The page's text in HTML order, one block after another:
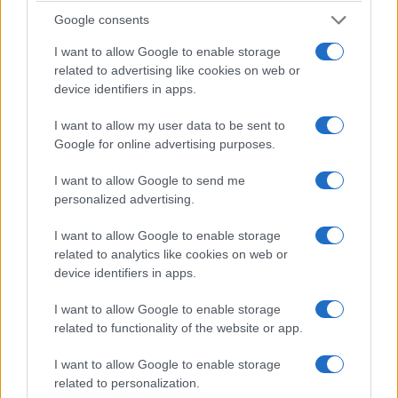
Google consents
I want to allow Google to enable storage
related to advertising like cookies on web or
device identifiers in apps.
I want to allow my user data to be sent to
Google for online advertising purposes.
I want to allow Google to send me
personalized advertising.
I want to allow Google to enable storage
related to analytics like cookies on web or
device identifiers in apps.
I want to allow Google to enable storage
related to functionality of the website or app.
I want to allow Google to enable storage
related to personalization.
γονεϊκή αγάπη. Ο ανθός της Μεταμόρφωσης
είτε είχε χαθεί για πάντα είτε είχε εξοριστεί.
Η «βαριά» ιστορία της Μεταμόρφωσης, που
Ελλάδας, ώθησε τον νεαρό τότε φοιτητή της
Ανωτάτης Βιομηχανικής Θεσσαλονίκης, τον
ΜεταμορφωσιώτηΠέτρο Σιδηρόπουλο
, να θέσει
έναν στόχο: τηδιάσωση της τοπικής ιστορίας και
και τη μετάδοσή της στις επόμενες
γενιές, όπως την άκουσε από τους γονείς και
τους παππούδες του και όπως την κατέγραψε ως
Στην αρχή με το δημοσιογραφικό του
κασετοφωνάκι, μετά με την κάμερα του,
αποτύπωνε μία-μία τιςμαρτυρίες
και συνέλεγε